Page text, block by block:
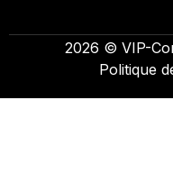
2026 © VIP-
Politique